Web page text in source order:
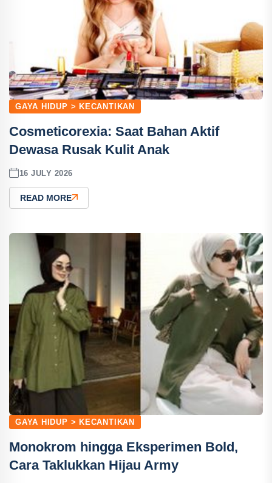
GAYA HIDUP > KECANTIKAN
Cosmeticorexia: Saat Bahan Aktif
Dewasa Rusak Kulit Anak
16 JULY 2026
READ MORE
GAYA HIDUP > KECANTIKAN
Monokrom hingga Eksperimen Bold,
Cara Taklukkan Hijau Army